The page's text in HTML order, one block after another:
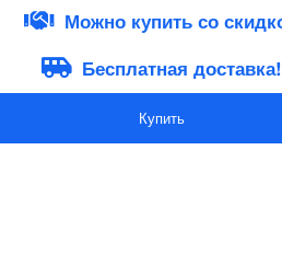
Можно купить со
Бесплатная доставка!
Купить